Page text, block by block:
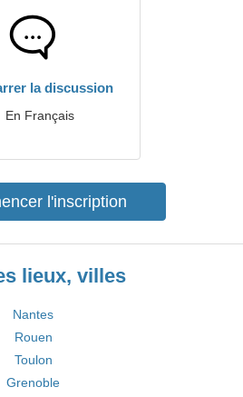
la discussion
En Français
l'inscription
lieux, villes
Nantes
Rouen
Toulon
Grenoble